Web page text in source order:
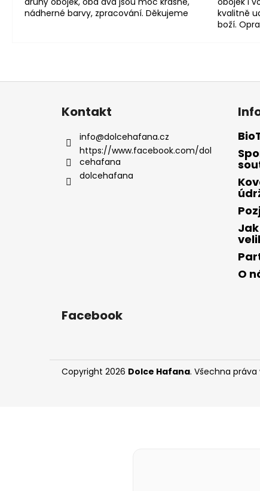
nádherné barvy, zpracování. Děkujeme
kvalitně
boží.
Z
Kontakt
info@dolcehafana.cz
https://www.facebook.com/dol
cehafana
dolcehafana
O
Facebook
Copyright 2026 Dolce Hafana. Všechna práva